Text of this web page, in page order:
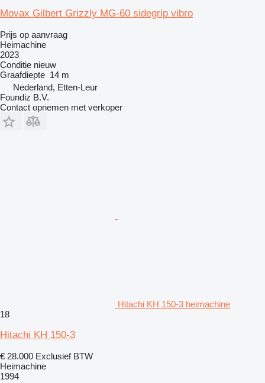
Movax Gilbert Grizzly MG-60 sidegrip vibro
Prijs op aanvraag
Heimachine
2023
Conditie nieuw
Graafdiepte 14 m
Nederland, Etten-Leur
Foundiz B.V.
Contact opnemen met verkoper
Hitachi KH 150-3 heimachine
18
Hitachi KH 150-3
€ 28.000 Exclusief BTW
Heimachine
1994